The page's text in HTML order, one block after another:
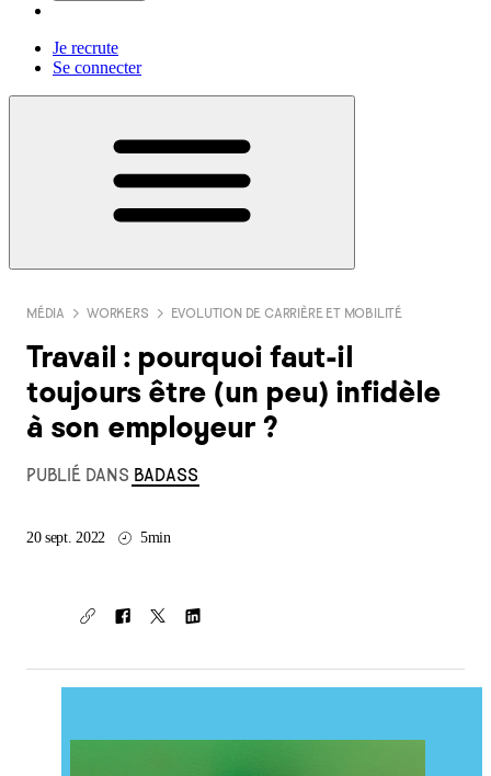
Je recrute
Se connecter
EVOLUTION DE CARRIÈRE ET MOBILITÉ
WORKERS
MÉDIA
Travail : pourquoi faut-il
toujours être (un peu) infidèle
à son employeur ?
PUBLIÉ DANS BADASS
20 sept. 2022 5min